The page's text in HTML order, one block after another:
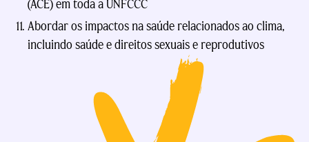
(ACE) em toda a UNFCCC
Abordar os impactos na saúde relacionados ao clima,
incluindo saúde e direitos sexuais e reprodutivos